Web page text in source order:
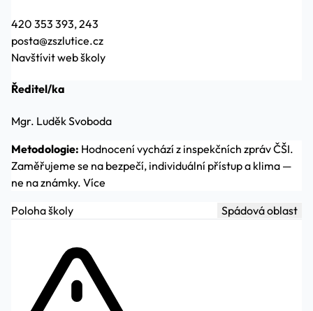
420 353 393, 243
posta@zszlutice.cz
Navštívit web školy
Ředitel/ka
Mgr. Luděk Svoboda
Metodologie: Hodnocení vychází z inspekčních zpráv ČŠI.
Zaměřujeme se na bezpečí, individuální přístup a klima —
ne na známky. Více
Poloha školy
Spádová oblast